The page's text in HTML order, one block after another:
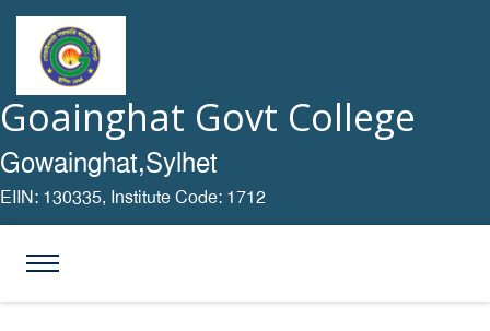
Goainghat Govt College
Gowainghat,Sylhet
EIIN: 130335, Institute Code: 1712